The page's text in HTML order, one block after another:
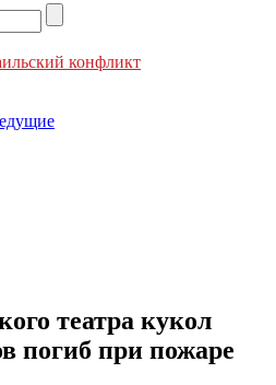
конфликт
театра кукол
погиб при пожаре